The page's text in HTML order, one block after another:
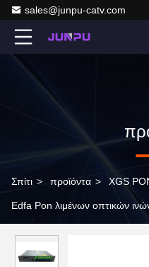
sales@junpu-catv.com
Σπίτι > προϊόντα > XGS
Edfa Pon λιμένων οπτικών